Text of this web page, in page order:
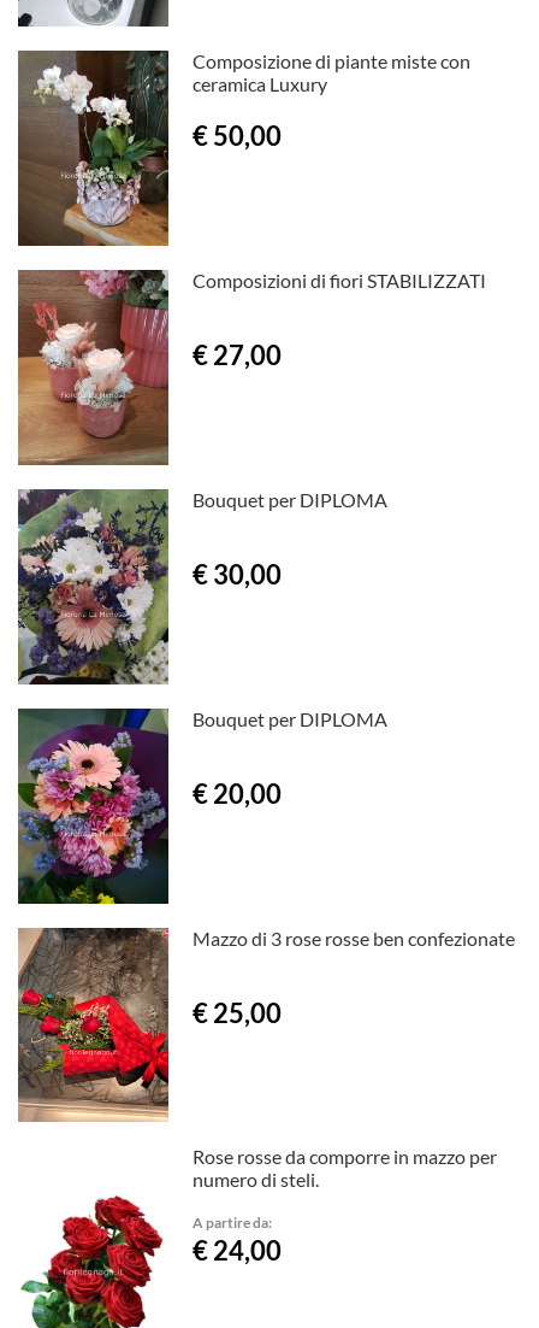
Composizione di piante miste con
ceramica Luxury
€ 50,00
Composizioni di fiori STABILIZZATI
€ 27,00
Bouquet per DIPLOMA
€ 30,00
Bouquet per DIPLOMA
€ 20,00
Mazzo di 3 rose rosse ben confezionate
€ 25,00
Rose rosse da comporre in mazzo per
numero di steli.
A partire da:
€ 24,00